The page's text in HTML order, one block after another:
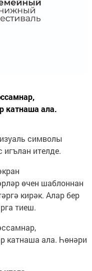
катнаша ала.
символы
игълан ителде.
өчен шаблоннан
кирәк. Алар бер
тиеш.
катнаша ала. Һөнәри